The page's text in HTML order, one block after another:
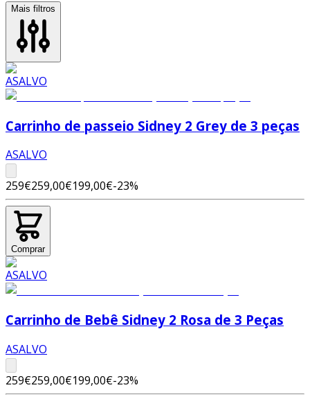
Mais filtros
Carrinho de passeio Sidney 2 Grey de 3 peças
ASALVO
259€259,00€199,00€-23%
Comprar
Carrinho de Bebê Sidney 2 Rosa de 3 Peças
ASALVO
259€259,00€199,00€-23%